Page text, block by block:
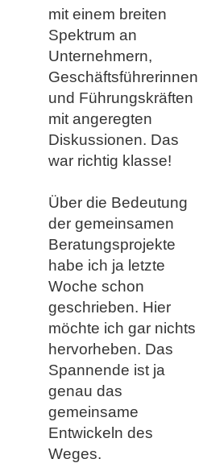
mit einem breiten
Spektrum an
Unternehmern,
Geschäftsführerinnen
und Führungskräften
mit angeregten
Diskussionen. Das
war richtig klasse!
Über die Bedeutung
der gemeinsamen
Beratungsprojekte
habe ich ja letzte
Woche schon
geschrieben. Hier
möchte ich gar nichts
hervorheben. Das
Spannende ist ja
genau das
gemeinsame
Entwickeln des
Weges.